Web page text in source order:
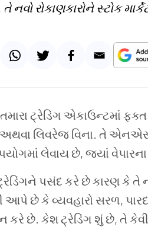
નવો રોકાણકારોને સ્ટોક
ટ્રેડિંગ એકાઉન્ટમાં
અથવા લિવરેજ વિના. તે
લેવાય છે, જ્યાં વેપારના
પસંદ કરે છે કારણ કે
આપે છે કે વ્યવહારો સરળ,
કરે છે. કેશ ટ્રેડિંગ શું છે, તે